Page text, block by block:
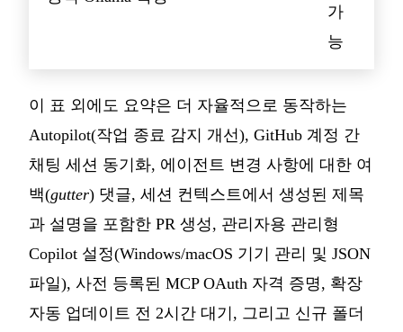
가
능
이 표 외에도 요약은 더 자율적으로 동작하는
Autopilot(작업 종료 감지 개선), GitHub 계정 간
채팅 세션 동기화, 에이전트 변경 사항에 대한 여
백(gutter) 댓글, 세션 컨텍스트에서 생성된 제목
과 설명을 포함한 PR 생성, 관리자용 관리형
Copilot 설정(Windows/macOS 기기 관리 및 JSON
파일), 사전 등록된 MCP OAuth 자격 증명, 확장
자동 업데이트 전 2시간 대기, 그리고 신규 폴더